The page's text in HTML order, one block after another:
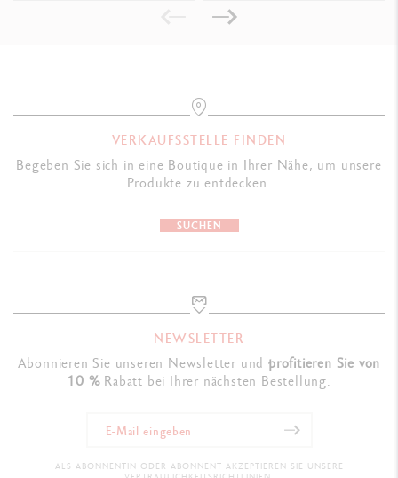
GESETZLICHE VORSCHRIFTEN
PRODUKTREFERENZ
VERKAUFSSTELLE FINDEN
Begeben Sie sich in eine Boutique in Ihrer Nähe, um unsere
Produkte zu entdecken.
SUCHEN
NEWSLETTER
Abonnieren Sie unseren Newsletter undprofitieren Sie von
10 %Rabatt bei Ihrer nächsten Bestellung.
ALS ABONNENTIN ODER ABONNENT AKZEPTIEREN SIE UNSERE